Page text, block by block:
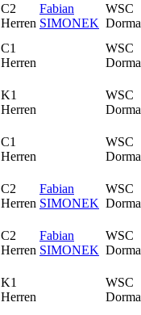
C2
Herren
Fabian
SIMONEK
WSC
C1
Herren
WSC
K1
Herren
WSC
C1
Herren
WSC
C2
Herren
Fabian
SIMONEK
WSC
C2
Herren
Fabian
SIMONEK
WSC
K1
Herren
WSC